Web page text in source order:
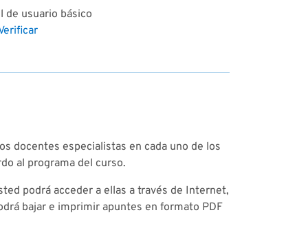
usuario básico
docentes especialistas en cada uno de los
al programa del curso.
podrá acceder a ellas a través de Internet,
bajar e imprimir apuntes en formato PDF